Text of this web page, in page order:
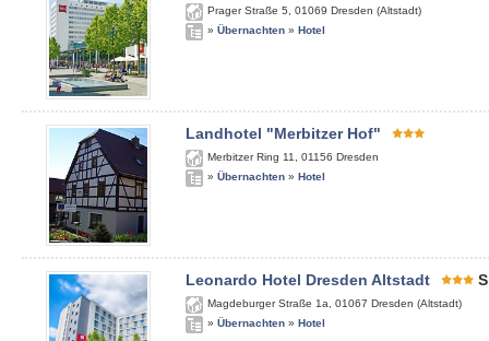
Prager Straße 5 01069 Dresden (Altstadt)
» Übernachten » Hotel
Landhotel "Merbitzer Hof"
Merbitzer Ring 11 01156 Dresden
» Übernachten » Hotel
Leonardo Hotel Dresden Altstadt S
Magdeburger Straße 1a 01067 Dresden (Altstadt)
» Übernachten » Hotel